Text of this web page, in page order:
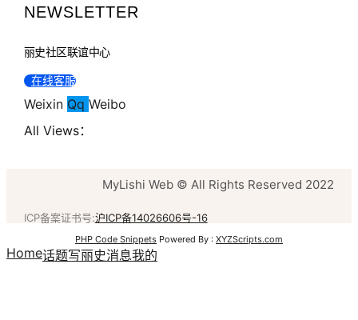
NEWSLETTER
丽史社区联谊中心
在线客服
Weixin Qq Weibo
All Views：
MyLishi Web © All Rights Reserved 2022
ICP备案证书号:沪ICP备14026606号-16
PHP Code Snippets Powered By : XYZScripts.com
Home话题写丽史消息我的